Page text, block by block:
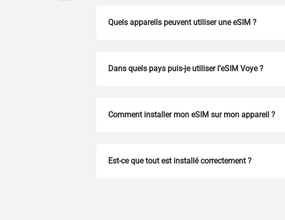
Quels appareils peuvent utiliser une eSIM ?
Dans quels pays puis-je utiliser l’eSIM Voye ?
Comment installer mon eSIM sur mon appareil ?
Est-ce que tout est installé correctement ?
To get your eSIM, start
without needing a